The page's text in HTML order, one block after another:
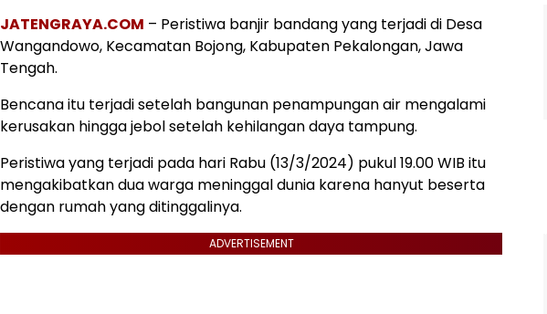
JATENGRAYA.COM – Peristiwa banjir bandang yang terjadi di Desa
Wangandowo, Kecamatan Bojong, Kabupaten Pekalongan, Jawa
Tengah.
Bencana itu terjadi setelah bangunan penampungan air mengalami
kerusakan hingga jebol setelah kehilangan daya tampung.
Peristiwa yang terjadi pada hari Rabu (13/3/2024) pukul 19.00 WIB itu
mengakibatkan dua warga meninggal dunia karena hanyut beserta
dengan rumah yang ditinggalinya.
ADVERTISEMENT